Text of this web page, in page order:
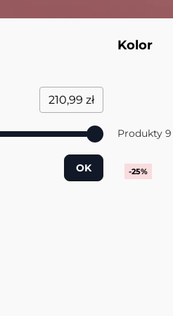
Maksymalna wartość
210,99 zł
OK
available
available
Kolor
Produkty 9
-25%